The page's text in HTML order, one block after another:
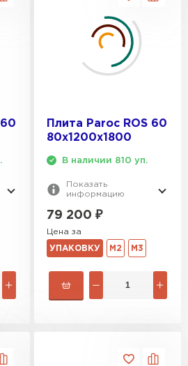
Плита Paroc ROS 60
80х1200х1800
В наличии 810 уп.
Показать
информацию
79 200 ₽
Цена за
УПАКОВКУ М2 М3
Теплекс
Изомин
кровля Брит
Knauf
Isoroc